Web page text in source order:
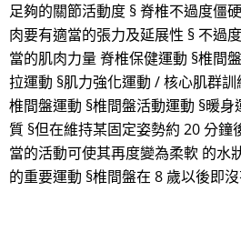
足夠的關節活動度 § 脊椎不過度僵
肉要有適當的張力及延展性 § 不過
當的肌肉力量 脊椎保健運動 §椎間
拉運動 §肌力強化運動 / 核心肌群
椎間盤運動 §椎間盤活動運動 §暖
質 §但在維持某固定姿勢約 20 分鐘
當的活動可使其再度變為柔軟 的水
的重要運動 §椎間盤在 8 歲以後即